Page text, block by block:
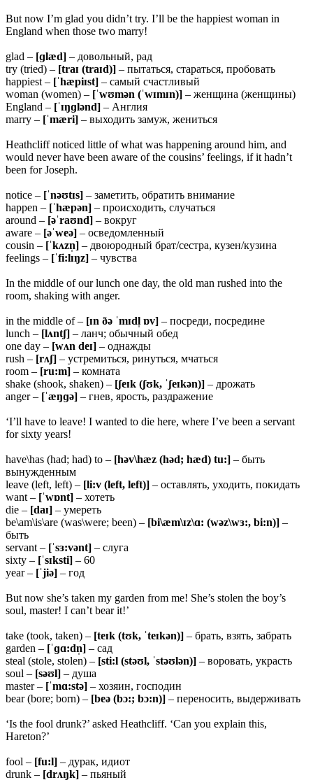
But now I’m glad you didn’t try. I’ll be the happiest woman in
England when those two marry!
glad – [ɡlæd] – довольный, рад
try (tried) – [traɪ (traɪd)] – пытаться, стараться, пробовать
happiest – [ˈhæpiɪst] – самый счастливый
woman (women) – [ˈwʊmən (ˈwɪmɪn)] – женщина (женщины)
England – [ˈɪŋɡlənd] – Англия
marry – [ˈmæri] – выходить замуж, жениться
Heathcliff noticed little of what was happening around him, and
would never have been aware of the cousins’ feelings, if it hadn’t
been for Joseph.
notice – [ˈnəʊtɪs] – заметить, обратить внимание
happen – [ˈhæpən] – происходить, случаться
around – [əˈraʊnd] – вокруг
aware – [əˈweə] – осведомленный
cousin – [ˈkʌzn̩] – двоюродный брат/сестра, кузен/кузина
feelings – [ˈfi:lɪŋz] – чувства
In the middle of our lunch one day, the old man rushed into the
room, shaking with anger.
in the middle of – [ɪn ðə ˈmɪdl̩ ɒv] – посреди, посредине
lunch – [lʌntʃ] – ланч; обычный обед
one day – [wʌn deɪ] – однажды
rush – [rʌʃ] – устремиться, ринуться, мчаться
room – [ru:m] – комната
shake (shook, shaken) – [ʃeɪk (ʃʊk, ˈʃeɪkən)] – дрожать
anger – [ˈæŋɡə] – гнев, ярость, раздражение
‘I’ll have to leave! I wanted to die here, where I’ve been a servant
for sixty years!
have\has (had; had) to – [həv\hæz (həd; hæd) tu:] – быть
вынужденным
leave (left, left) – [li:v (left, left)] – оставлять, уходить, покидать
want – [ˈwɒnt] – хотеть
die – [daɪ] – умереть
be\am\is\are (was\were; been) – [bi\æm\ɪz\ɑ: (wəz\wɜ:, bi:n)] –
быть
servant – [ˈsɜ:vənt] – слуга
sixty – [ˈsɪksti] – 60
year – [ˈjiə] – год
But now she’s taken my garden from me! She’s stolen the boy’s
soul, master! I can’t bear it!’
take (took, taken) – [teɪk (tʊk, ˈteɪkən)] – брать, взять, забрать
garden – [ˈɡɑ:dn̩] – сад
steal (stole, stolen) – [sti:l (stəʊl, ˈstəʊlən)] – воровать, украсть
soul – [səʊl] – душа
master – [ˈmɑ:stə] – хозяин, господин
bear (bore; born) – [beə (bɔ:; bɔ:n)] – переносить, выдерживать
‘Is the fool drunk?’ asked Heathcliff. ‘Can you explain this,
Hareton?’
fool – [fu:l] – дурак, идиот
drunk – [drʌŋk] – пьяный